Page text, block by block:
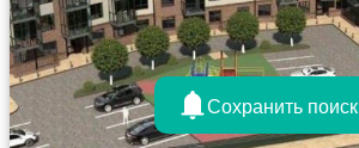
Сохранить поиск